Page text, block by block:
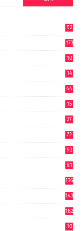
52
173
10
14
44
15
27
72
93
81
136
143
182
10